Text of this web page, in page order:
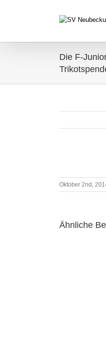
Die F-
Oktober 2nd,
Ähnliche